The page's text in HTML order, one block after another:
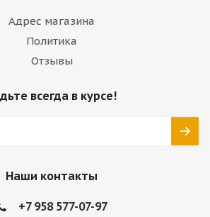
Адрес магазина
Политика
Отзывы
всегда в курсе!
Наши контакты
+7 958 577-07-97